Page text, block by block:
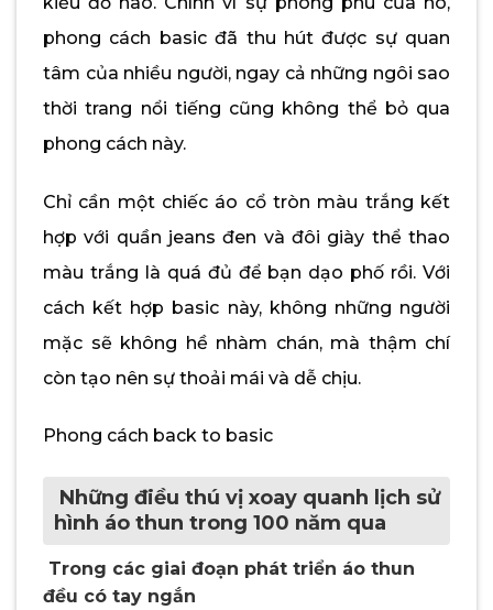
phong cách basic đã thu hút được sự quan
tâm của nhiều người, ngay cả những ngôi sao
thời trang nổi tiếng cũng không thể bỏ qua
phong cách này.
Chỉ cần một chiếc áo cổ tròn màu trắng kết
hợp với quần jeans đen và đôi giày thể thao
màu trắng là quá đủ để bạn dạo phố rồi. Với
cách kết hợp basic này, không những người
mặc sẽ không hề nhàm chán, mà thậm chí
còn tạo nên sự thoải mái và dễ chịu.
Phong cách back to basic
Những điều thú vị xoay quanh lịch sử
hình áo thun trong 100 năm qua
Trong các giai đoạn phát triển áo thun
đều có tay ngắn